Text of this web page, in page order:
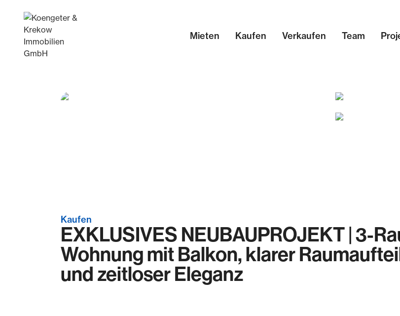
Mieten Kaufen Verkaufen Team
Kaufen
EXKLUSIVES NEUBAUPROJEKT | 3-
Wohnung mit Balkon, klarer
und zeitloser Eleganz